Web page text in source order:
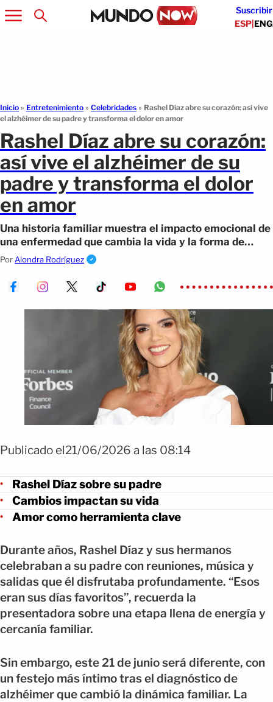
Suscribir
ESP|ENG
Inicio » Entretenimiento » Celebridades » Rashel Díaz abre su corazón: así vive
el alzhéimer de su padre y transforma el dolor en amor
Rashel Díaz abre su corazón:
así vive el alzhéimer de su
padre y transforma el dolor
en amor
Una historia familiar muestra el impacto emocional de
una enfermedad que cambia la vida y la forma de
acompañar a un ser querido.
Por Alondra Rodríguez
Publicado el21/06/2026 a las 08:14
Rashel Díaz sobre su padre
Cambios impactan su vida
Amor como herramienta clave
Durante años, Rashel Díaz y sus hermanos
celebraban a su padre con reuniones, música y
salidas que él disfrutaba profundamente. “Esos
eran sus días favoritos”, recuerda la
presentadora sobre una etapa llena de energía y
cercanía familiar.
Sin embargo, este 21 de junio será diferente, con
un festejo más íntimo tras el diagnóstico de
alzhéimer que cambió la dinámica familiar. La